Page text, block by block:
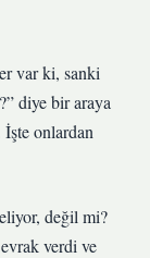
var ki, sanki
diye bir araya
onlardan
değil mi?
verdi ve